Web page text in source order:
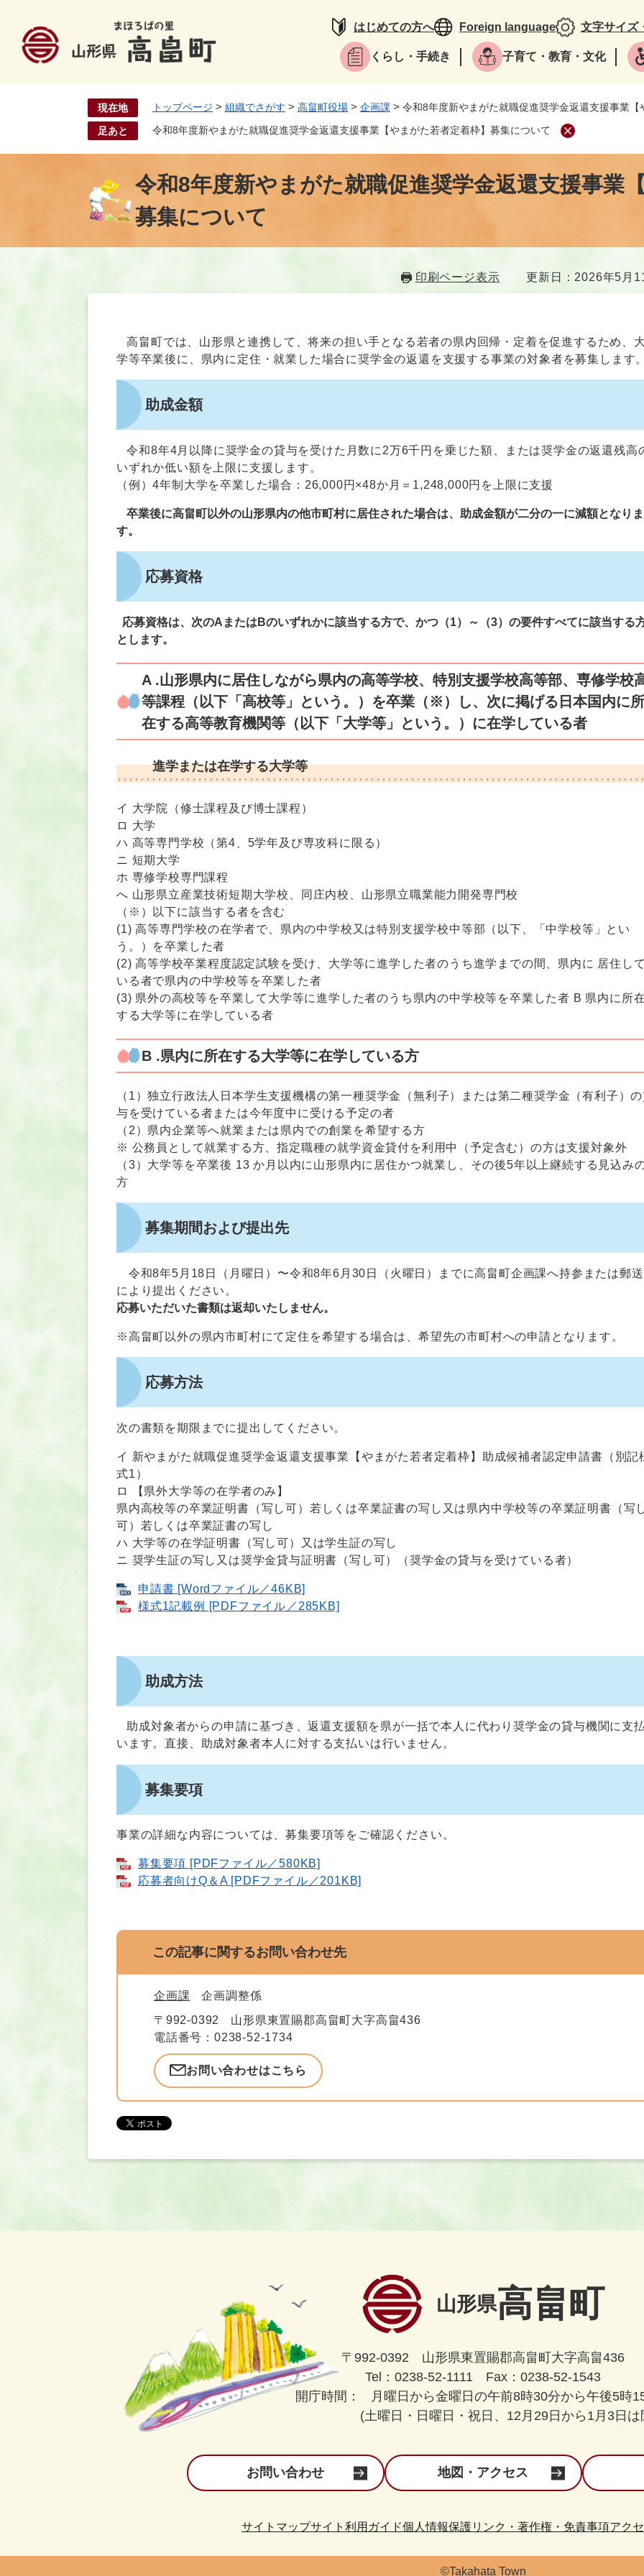
はじめての方へ Foreign language 文字サイズ
くらし・手続き 子育て・教育・文化
現在地 トップページ > 組織でさがす > 高畠町役場 > 企画課 > 令和8年度新やまがた就職促進奨学金返還支援事業
足あと 令和8年度新やまがた就職促進奨学金返還支援事業【やまがた若者定着枠】募集について
令和8年度新やまがた就職促進奨学金返還支援事業
募集について
文
印刷ページ表示 更新日：2026年5月
高畠町では、山形県と連携して、将来の担い手となる若者の県内回帰・定着を促進するため、
学等卒業後に、県内に定住・就業した場合に奨学金の返還を支援する事業の対象者を募集します
助成金額
令和8年4月以降に奨学金の貸与を受けた月数に2万6千円を乗じた額、または奨学金の返還残高
いずれか低い額を上限に支援します。
（例）4年制大学を卒業した場合：26,000円×48か月＝1,248,000円を上限に支援
卒業後に高畠町以外の山形県内の他市町村に居住された場合は、助成金額が二分の一に減額となりま
す。
応募資格
応募資格は、次のAまたはBのいずれかに該当する方で、かつ（1）～（3）の要件すべてに該当する
とします。
A .山形県内に居住しながら県内の高等学校、特別支援学校高等部、専修学校
等課程（以下「高校等」という。）を卒業（※）し、次に掲げる日本国内に所
在する高等教育機関等（以下「大学等」という。）に在学している者
進学または在学する大学等
イ 大学院（修士課程及び博士課程）
ロ 大学
ハ 高等専門学校（第4、5学年及び専攻科に限る）
ニ 短期大学
ホ 専修学校専門課程
へ 山形県立産業技術短期大学校、同庄内校、山形県立職業能力開発専門校
（※）以下に該当する者を含む
(1) 高等専門学校の在学者で、県内の中学校又は特別支援学校中等部（以下、「中学校等」とい
う。）を卒業した者
(2) 高等学校卒業程度認定試験を受け、大学等に進学した者のうち進学までの間、県内に 居住し
いる者で県内の中学校等を卒業した者
(3) 県外の高校等を卒業して大学等に進学した者のうち県内の中学校等を卒業した者 B 県内に所
する大学等に在学している者
B .県内に所在する大学等に在学している方
（1）独立行政法人日本学生支援機構の第一種奨学金（無利子）または第二種奨学金（有利子）
与を受けている者または今年度中に受ける予定の者
（2）県内企業等へ就業または県内での創業を希望する方
※ 公務員として就業する方、指定職種の就学資金貸付を利用中（予定含む）の方は支援対象外
（3）大学等を卒業後 13 か月以内に山形県内に居住かつ就業し、その後5年以上継続する見込み
方
募集期間および提出先
令和8年5月18日（月曜日）〜令和8年6月30日（火曜日）までに高畠町企画課へ持参または郵送
により提出ください。
応募いただいた書類は返却いたしません。
※高畠町以外の県内市町村にて定住を希望する場合は、希望先の市町村への申請となります。
応募方法
次の書類を期限までに提出してください。
イ 新やまがた就職促進奨学金返還支援事業【やまがた若者定着枠】助成候補者認定申請書（別記
式1）
ロ 【県外大学等の在学者のみ】
県内高校等の卒業証明書（写し可）若しくは卒業証書の写し又は県内中学校等の卒業証明書（写
可）若しくは卒業証書の写し
ハ 大学等の在学証明書（写し可）又は学生証の写し
ニ 奨学生証の写し又は奨学金貸与証明書（写し可）（奨学金の貸与を受けている者）
申請書 [Wordファイル／46KB]
様式1記載例 [PDFファイル／285KB]
助成方法
助成対象者からの申請に基づき、返還支援額を県が一括で本人に代わり奨学金の貸与機関に支
います。直接、助成対象者本人に対する支払いは行いません。
募集要項
事業の詳細な内容については、募集要項等をご確認ください。
募集要項 [PDFファイル／580KB]
応募者向けQ＆A [PDFファイル／201KB]
この記事に関するお問い合わせ先
企画課
企画調整係
〒992-0392
山形県東置賜郡高畠町大字高畠436
電話番号：0238-52-1734
お問い合わせはこちら
山形県高畠町
〒992-0392 山形県東置賜郡高畠町大字高畠436
Tel：0238-52-1111 Fax：0238-52-1543
開庁時間：
月曜日から金曜日の午前8時30分から午後5時
(土曜日・日曜日・祝日、12月29日から1月3日は
お問い合わせ 地図・アクセス
サイトマップサイト利用ガイド個人情報保護リンク・著作権・免責事項アク
©Takahata Town